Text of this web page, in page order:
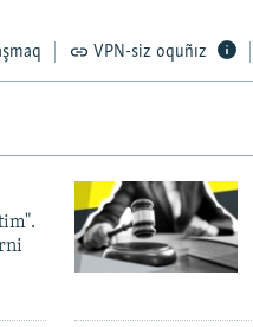
VPN-siz oquñız